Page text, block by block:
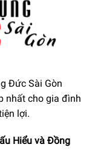
chổi chính được
950 có thể
Đức Sài Gòn
nhất cho gia đình
lợi.
Hiểu và Đồng